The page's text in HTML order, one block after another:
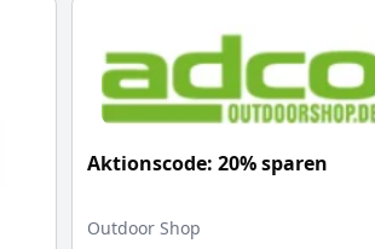
Aktionscode: 20% sparen
Outdoor Shop